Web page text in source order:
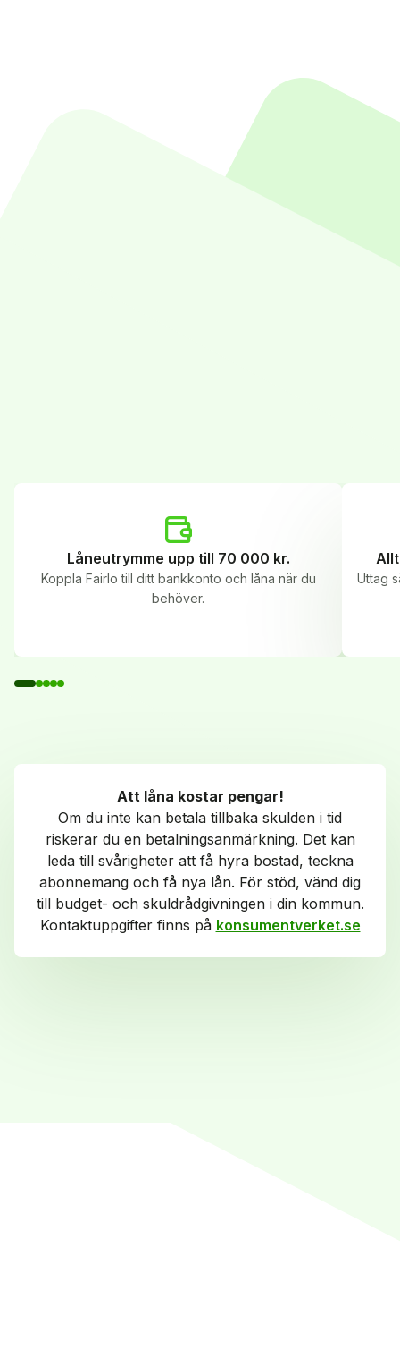
Låneutrymme upp till 70 000 kr.
Koppla Fairlo till ditt bankkonto och låna när du
behöver.
Uttag
Att låna kostar pengar!
Om du inte kan betala tillbaka skulden i tid
riskerar du en betalningsanmärkning. Det kan
leda till svårigheter att få hyra bostad, teckna
abonnemang och få nya lån. För stöd, vänd dig
till budget- och skuldrådgivningen i din kommun.
Kontaktuppgifter finns på konsumentverket.se